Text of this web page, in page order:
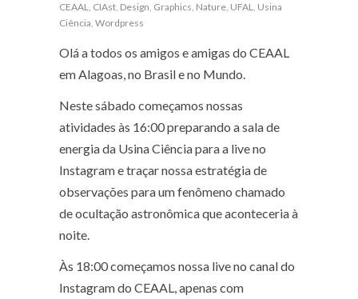
CEAAL, CIAst, Design, Graphics, Nature, UFAL, Usina
Ciência, Wordpress
Olá a todos os amigos e amigas do CEAAL
em Alagoas, no Brasil e no Mundo.
Neste sábado começamos nossas
atividades às 16:00 preparando a sala de
energia da Usina Ciência para a live no
Instagram e traçar nossa estratégia de
observações para um fenômeno chamado
de ocultação astronômica que aconteceria à
noite.
Às 18:00 começamos nossa live no canal do
Instagram do CEAAL, apenas com